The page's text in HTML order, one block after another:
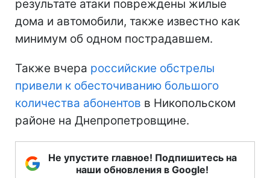
результате атаки повреждены жилые
дома и автомобили, также известно как
минимум об одном пострадавшем.
Также вчера российские обстрелы
привели к обесточиванию большого
количества абонентов в Никопольском
районе на Днепропетровщине.
Не упустите главное! Подпишитесь на
наши обновления в Google!